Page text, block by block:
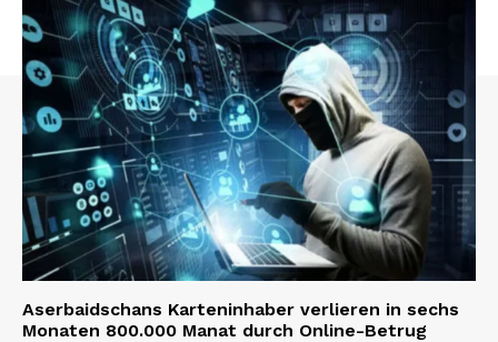
Aserbaidschans Karteninhaber verlieren in sechs
Monaten 800.000 Manat durch Online-Betrug